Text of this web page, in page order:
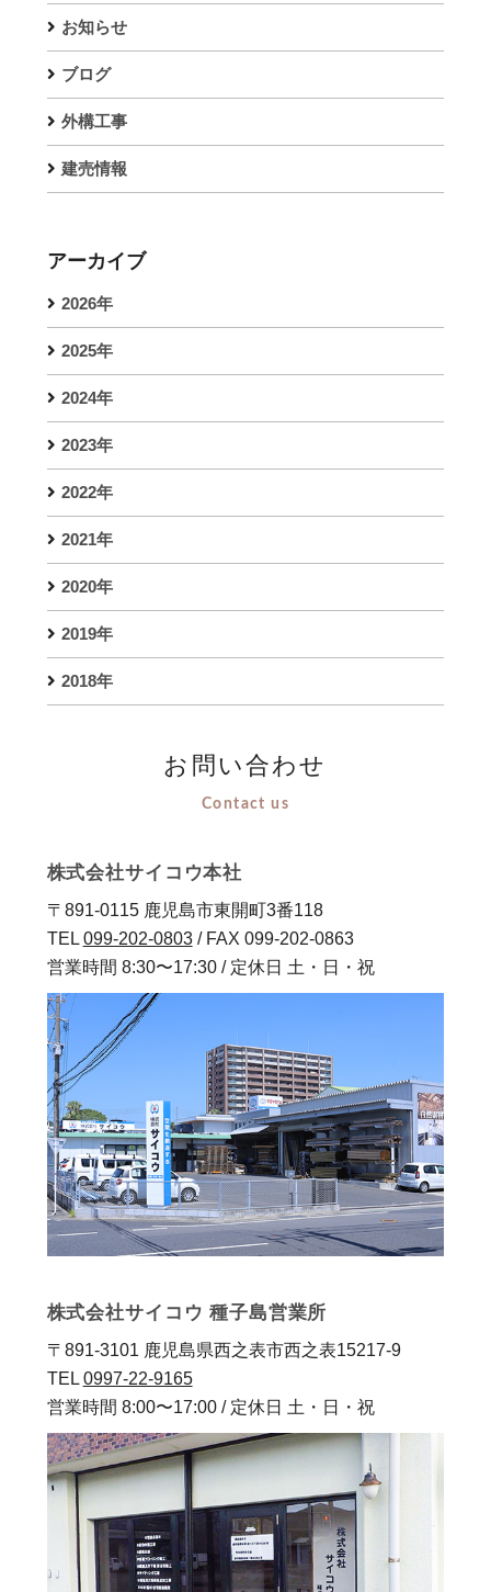
お知らせ
ブログ
外構工事
建売情報
アーカイブ
2026年
2025年
2024年
2023年
2022年
2021年
2020年
2019年
2018年
お問い合わせ
Contact us
株式会社サイコウ本社
〒891-0115 鹿児島市東開町3番118
TEL 099-202-0803/ FAX 099-202-0863
営業時間 8:30〜17:30 / 定休日 土・日・祝
株式会社サイコウ 種子島営業所
〒891-3101 鹿児島県西之表市西之表15217-9
TEL 0997-22-9165
営業時間 8:00〜17:00 / 定休日 土・日・祝